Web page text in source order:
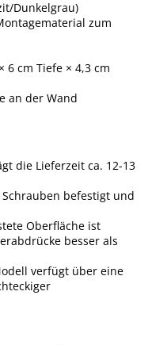
Dunkelgrau)
zum
6 cm Tiefe × 4,3 cm
an der Wand
die Lieferzeit ca. 12-13
befestigt und
Oberfläche ist
besser als
verfügt über eine